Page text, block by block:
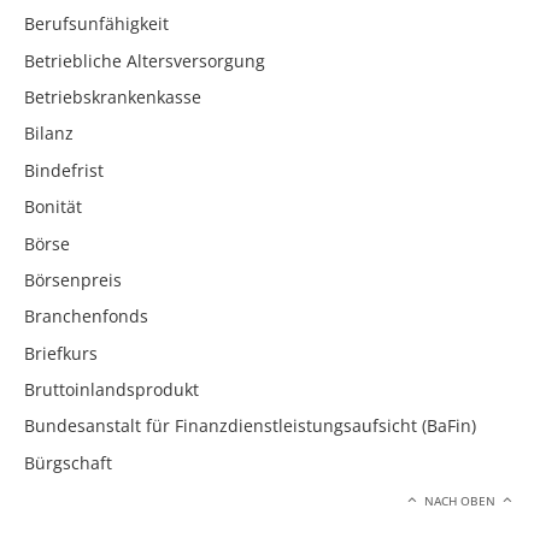
Berufsunfähigkeit
Betriebliche Altersversorgung
Betriebskrankenkasse
Bilanz
Bindefrist
Bonität
Börse
Börsenpreis
Branchenfonds
Briefkurs
Bruttoinlandsprodukt
Bundesanstalt für Finanzdienstleistungsaufsicht (BaFin)
Bürgschaft
NACH OBEN